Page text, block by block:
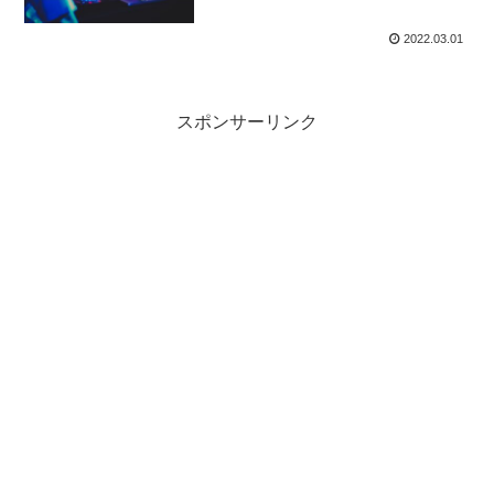
2022.03.01
スポンサーリンク